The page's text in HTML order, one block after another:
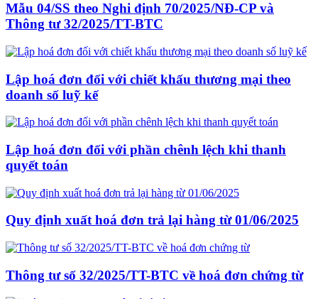
Mẫu 04/SS theo Nghi định 70/2025/NĐ-CP và
Thông tư 32/2025/TT-BTC
Lập hoá đơn đối với chiết khấu thương mại theo
doanh số luỹ kế
Lập hoá đơn đối với phần chênh lệch khi thanh
quyết toán
Quy định xuất hoá đơn trả lại hàng từ 01/06/2025
Thông tư số 32/2025/TT-BTC về hoá đơn chứng từ